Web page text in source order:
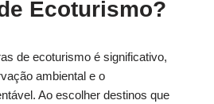
Ecoturismo?
de ecoturismo é significativo,
ambiental e o
Ao escolher destinos que